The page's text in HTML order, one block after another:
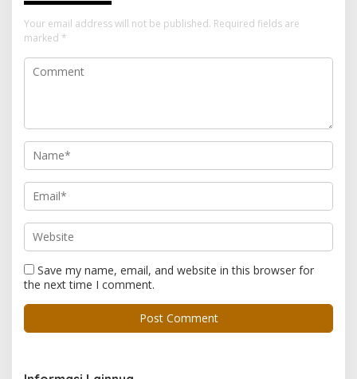
Your email address will not be published. Required fields are
marked *
Save my name, email, and website in this browser for
the next time I comment.